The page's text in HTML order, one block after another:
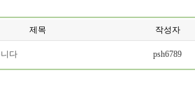
제목 작성자
다 psh6789